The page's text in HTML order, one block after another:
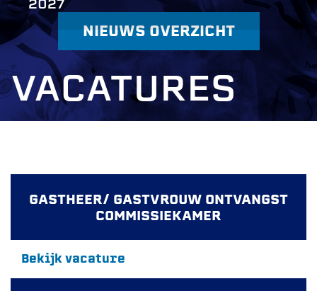
2027
NIEUWS OVERZICHT
VACATURES
GASTHEER/ GASTVROUW ONTVANGST
COMMISSIEKAMER
Bekijk vacature